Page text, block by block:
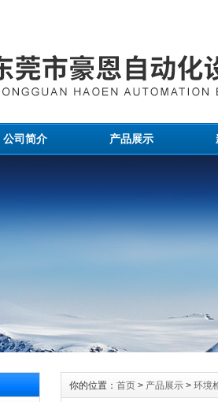
公司简介 产品展示
你的位置： 首页 > 产品展示 > 环境